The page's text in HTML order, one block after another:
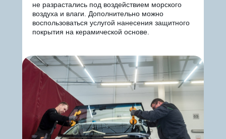
не разрастались под воздействием морского
воздуха и влаги. Дополнительно можно
воспользоваться услугой нанесения защитного
покрытия на керамической основе.